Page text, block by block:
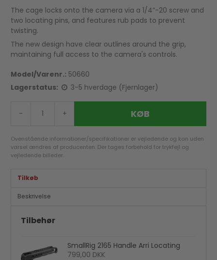
The cage locks onto the camera via a 1/4”-20 screw and
two locating pins, and features rub pads to prevent
twisting.
The new design have clear outlines around the grip,
maintaining full access to the camera's controls.
Model/Varenr.: 50660
Lagerstatus:
3-5 hverdage (Fjernlager)
- + KØB
Ovenstående informationer/specifikationer er vejledende og kan uden
varsel ændres af producenten. Der tages forbehold for trykfejl og
vejledende billeder.
Tilkøb
Beskrivelse
Tilbehør
SmallRig 2165 Handle Arri Locating
799,00 DKK